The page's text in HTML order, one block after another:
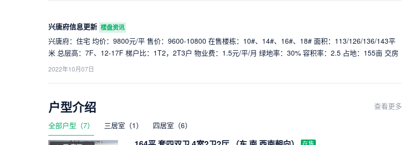
兴唐府信息更新 楼盘资讯
兴唐府：住宅 均价：9800元/平 售价：9600-10800 在售楼栋：10#、14#、16#、18# 面积：113/126/136/143平
米 总层高：7F、12-17F 梯户比：1T2，2T3户 物业费：1.5元/平/月 绿地率：30% 容积率：2.5 占地：155亩 交房
时间：现房 * 座拥鳌山公园 * 品质大盘典范 * 现房即买即交付 * 城市中心配套完善
2022年10月07日
户型介绍
查看更多
全部户型（7）
三居室（1） 四居室（6）
在售